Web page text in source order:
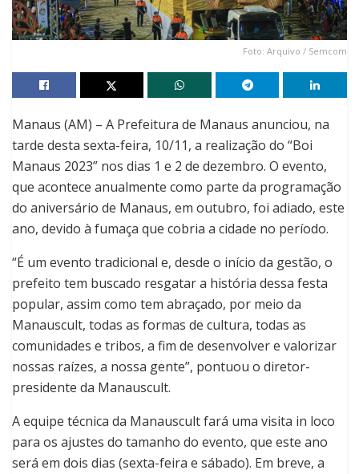
Foto: Arquivo / Semcom
Manaus (AM) – A Prefeitura de Manaus anunciou, na
tarde desta sexta-feira, 10/11, a realização do “Boi
Manaus 2023” nos dias 1 e 2 de dezembro. O evento,
que acontece anualmente como parte da programação
do aniversário de Manaus, em outubro, foi adiado, este
ano, devido à fumaça que cobria a cidade no período.
“É um evento tradicional e, desde o início da gestão, o
prefeito tem buscado resgatar a história dessa festa
popular, assim como tem abraçado, por meio da
Manauscult, todas as formas de cultura, todas as
comunidades e tribos, a fim de desenvolver e valorizar
nossas raízes, a nossa gente”, pontuou o diretor-
presidente da Manauscult.
A equipe técnica da Manauscult fará uma visita in loco
para os ajustes do tamanho do evento, que este ano
será em dois dias (sexta-feira e sábado). Em breve, a